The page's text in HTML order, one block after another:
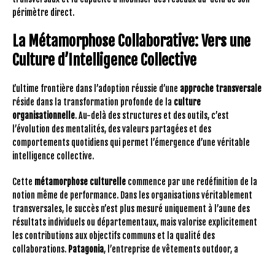
périmètre direct.
La Métamorphose Collaborative: Vers une
Culture d’Intelligence Collective
L’ultime frontière dans l’adoption réussie d’une approche transversale
réside dans la transformation profonde de la culture
organisationnelle. Au-delà des structures et des outils, c’est
l’évolution des mentalités, des valeurs partagées et des
comportements quotidiens qui permet l’émergence d’une véritable
intelligence collective.
Cette métamorphose culturelle commence par une redéfinition de la
notion même de performance. Dans les organisations véritablement
transversales, le succès n’est plus mesuré uniquement à l’aune des
résultats individuels ou départementaux, mais valorise explicitement
les contributions aux objectifs communs et la qualité des
collaborations. Patagonia, l’entreprise de vêtements outdoor, a